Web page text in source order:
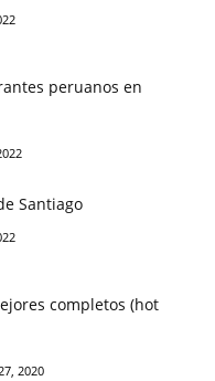
peruanos en
Santiago
completos (hot
2020